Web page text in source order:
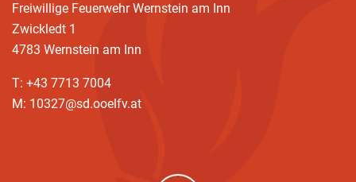
Freiwillige Feuerwehr Wernstein am Inn
Zwickledt 1
4783 Wernstein am Inn
T: +43 7713 7004
M: 10327@sd.ooelfv.at